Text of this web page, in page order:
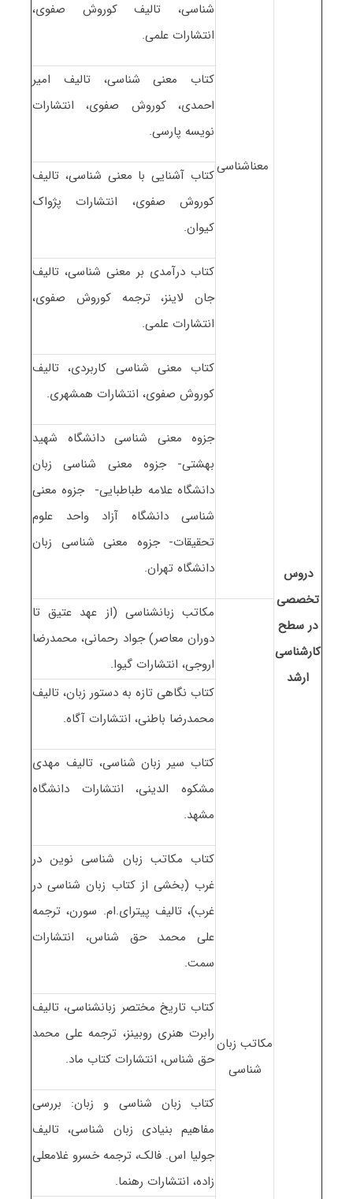
دروس
تخصصی
در سطح
کارشناسی
ارشد
معناشناسی
شناسی، تالیف کوروش صفوی،
انتشارات علمی.
کتاب معنی شناسی، تالیف امیر
احمدی، کوروش صفوی، انتشارات
نویسه پارسی.
کتاب آشنایی با معنی شناسی، تالیف
کوروش صفوی، انتشارات پژواک
کیوان.
کتاب درآمدی بر معنی شناسی، تالیف
جان لاینز، ترجمه کوروش صفوی،
انتشارات علمی.
کتاب معنی شناسی کاربردی، تالیف
کوروش صفوی، انتشارات همشهری.
جزوه معنی شناسی دانشگاه شهید
بهشتی- جزوه معنی شناسی زبان
دانشگاه علامه طباطبایی- جزوه معنی
شناسی دانشگاه آزاد واحد علوم
تحقیقات- جزوه معنی شناسی زبان
دانشگاه تهران.
مکاتب زبان
شناسی
مکاتب زبانشناسی (از عهد عتیق تا
دوران معاصر) جواد رحمانی، محمدرضا
اروجی، انتشارات گیوا.
کتاب نگاهی تازه به دستور زبان، تالیف
محمدرضا باطنی، انتشارات آگاه.
کتاب سیر زبان شناسی، تالیف مهدی
مشکوه الدینی، انتشارات دانشگاه
مشهد.
کتاب مکاتب زبان شناسی نوین در
غرب (بخشی از کتاب زبان شناسی در
غرب)، تالیف پیترای.ام. سورن، ترجمه
علی محمد حق شناس، انتشارات
سمت.
کتاب تاریخ مختصر زبانشناسی، تالیف
رابرت هنری روبینز، ترجمه علی محمد
حق شناس، انتشارات کتاب ماد.
کتاب زبان شناسی و زبان: بررسی
مفاهیم بنیادی زبان شناسی، تالیف
جولیا اس. فالک، ترجمه خسرو غلامعلی
زاده، انتشارات رهنما.